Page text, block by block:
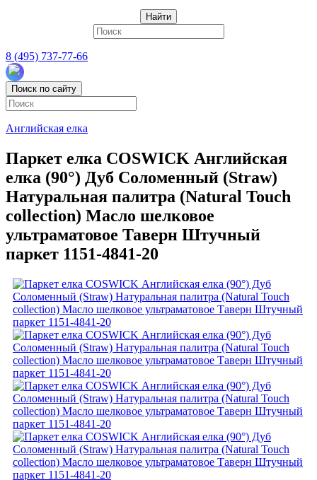
Найти
8 (495) 737-77-66
Поиск по сайту
Английская елка
Паркет елка COSWICK Английская
елка (90°) Дуб Соломенный (Straw)
Натуральная палитра (Natural Touch
collection) Масло шелковое
ультраматовое Таверн Штучный
паркет 1151-4841-20